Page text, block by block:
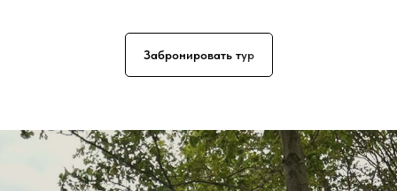
Забронировать тур